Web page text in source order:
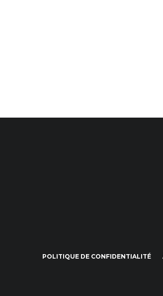
POLITIQUE DE CONFIDENTIALITÉ